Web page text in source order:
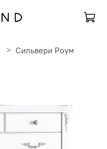
Сильвери Роум